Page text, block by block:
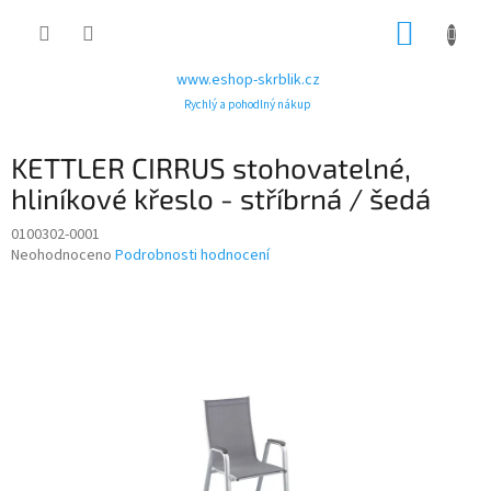
www.eshop-skrblik.cz
Rychlý a pohodlný nákup
KETTLER CIRRUS stohovatelné,
hliníkové křeslo - stříbrná / šedá
0100302-0001
Průměrné
Neohodnoceno Podrobnosti hodnocení